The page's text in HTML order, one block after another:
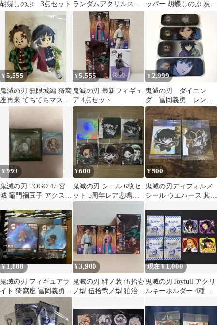
胡蝶しのぶ 3点セット ランダムアクリルスタ
ンド コンプセット
ッパー 胡蝶しのぶ 炭治
¥5,555
鬼滅の刃 無限城編 猗窩
座再来 てちてちマスコ
¥5,555
鬼滅の刃 最新フィギュ
ア 4点セット
¥ 2,999
鬼滅の刃 ダイニン
グ 冨岡義勇 レンチ
キュラー台詞ロング缶
バッジセット
¥999
鬼滅の刃 TOGO 47 宮
城 竈門禰豆子 アクス
¥600
鬼滅の刃 シール 6枚セ
ット 5周年レア悲鳴嶼
行冥他
¥500
鬼滅の刃ディフォルメ
シール ウエハース 其ノ
¥1,888
鬼滅の刃 フィギュアラ
イト 猗窩座 冨岡義勇 2
種セット
¥3,900
鬼滅の刃 絆ノ装 伍拾壱
ノ型 伍拾弐ノ型 狛治
現在 ¥1,000
鬼滅の刃 Joyfull アクリ
ルキーホルダー 4種セ